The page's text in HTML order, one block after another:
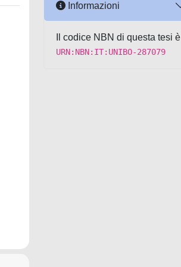
Informazioni
Il codice NBN di questa tesi è
URN:NBN:IT:UNIBO-287079